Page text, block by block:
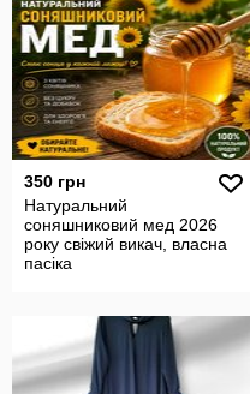
350 грн
Натуральний
соняшниковий мед 2026
року свіжий викач, власна
пасіка